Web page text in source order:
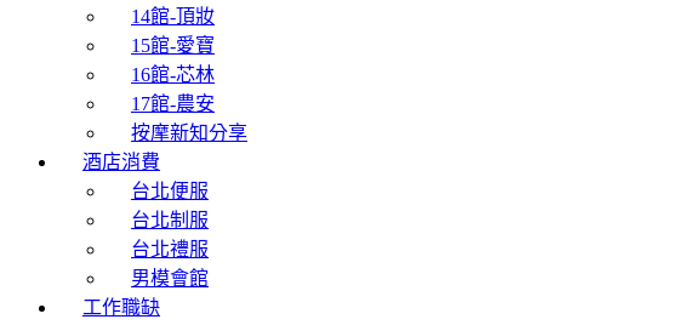
14館-頂妝
15館-愛寶
16館-芯林
17館-農安
按摩新知分享
酒店消費
台北便服
台北制服
台北禮服
男模會館
工作職缺